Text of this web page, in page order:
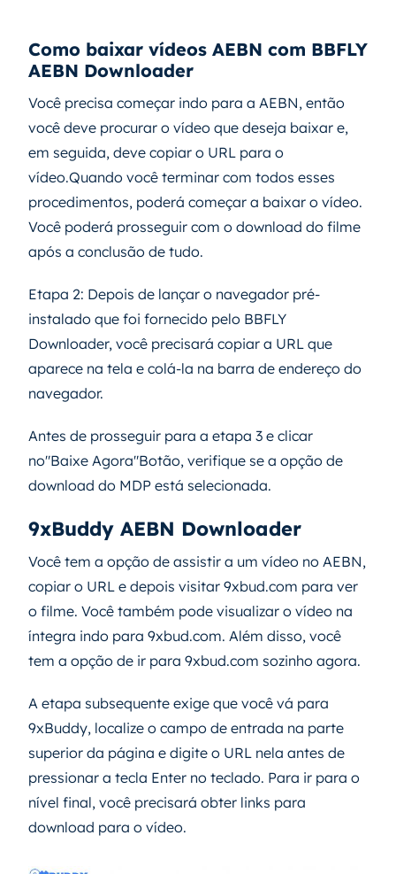
Como baixar vídeos AEBN com BBFLY
AEBN Downloader
Você precisa começar indo para a AEBN, então
você deve procurar o vídeo que deseja baixar e,
em seguida, deve copiar o URL para o
vídeo.Quando você terminar com todos esses
procedimentos, poderá começar a baixar o vídeo.
Você poderá prosseguir com o download do filme
após a conclusão de tudo.
Etapa 2: Depois de lançar o navegador pré-
instalado que foi fornecido pelo BBFLY
Downloader, você precisará copiar a URL que
aparece na tela e colá-la na barra de endereço do
navegador.
Antes de prosseguir para a etapa 3 e clicar
no"Baixe Agora"Botão, verifique se a opção de
download do MDP está selecionada.
9xBuddy AEBN Downloader
Você tem a opção de assistir a um vídeo no AEBN,
copiar o URL e depois visitar 9xbud.com para ver
o filme. Você também pode visualizar o vídeo na
íntegra indo para 9xbud.com. Além disso, você
tem a opção de ir para 9xbud.com sozinho agora.
A etapa subsequente exige que você vá para
9xBuddy, localize o campo de entrada na parte
superior da página e digite o URL nela antes de
pressionar a tecla Enter no teclado. Para ir para o
nível final, você precisará obter links para
download para o vídeo.